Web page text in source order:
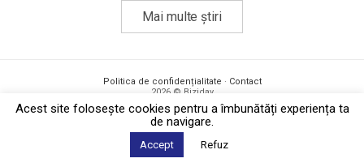
Mai multe știri
Politica de confidențialitate · Contact
2026 © Biziday
Acest site foloseşte cookies pentru a îmbunătăți experiența ta
de navigare.
Accept Refuz